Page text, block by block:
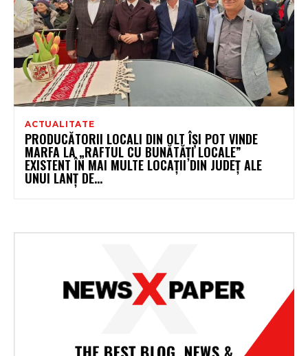
ACTUALITATE
PRODUCĂTORII LOCALI DIN OLT ÎȘI POT VINDE
MARFA LA „RAFTUL CU BUNĂTĂȚI LOCALE”
EXISTENT ÎN MAI MULTE LOCAȚII DIN JUDEȚ ALE
UNUI LANȚ DE...